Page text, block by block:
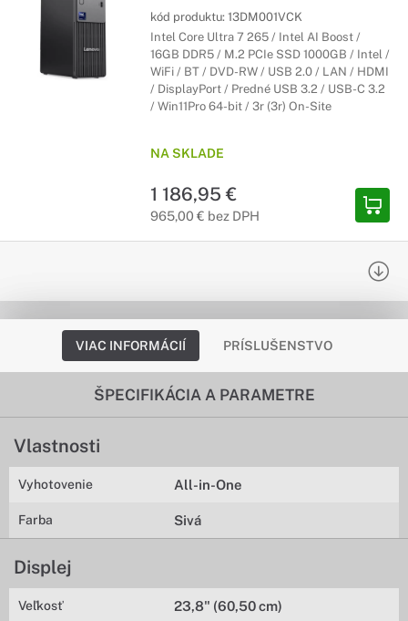
kód produktu: 13DM001VCK
Intel Core Ultra 7 265 / Intel AI Boost /
16GB DDR5 / M.2 PCIe SSD 1000GB / Intel /
WiFi / BT / DVD-RW / USB 2.0 / LAN / HDMI
/ DisplayPort / Predné USB 3.2 / USB-C 3.2
/ Win11Pro 64-bit / 3r (3r) On-Site
NA SKLADE
1 186,95 €
965,00 € bez DPH
VIAC INFORMÁCIÍ PRÍSLUŠENSTVO
ŠPECIFIKÁCIA A PARAMETRE
Vlastnosti
Vyhotovenie All-in-One
Farba Sivá
Displej
Veľkosť 23,8" (60,50 cm)